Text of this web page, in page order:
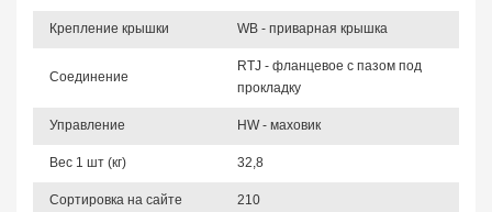
Крепление крышки WB - приварная крышка
Соединение
RTJ - фланцевое с пазом под
прокладку
Управление HW - маховик
Вес 1 шт (кг) 32,8
Сортировка на сайте 210